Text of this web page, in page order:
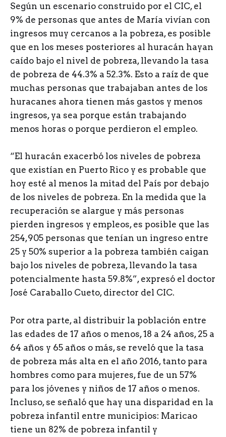
Según un escenario construido por el CIC, el
9% de personas que antes de María vivían con
ingresos muy cercanos a la pobreza, es posible
que en los meses posteriores al huracán hayan
caído bajo el nivel de pobreza, llevando la tasa
de pobreza de 44.3% a 52.3%. Esto a raíz de que
muchas personas que trabajaban antes de los
huracanes ahora tienen más gastos y menos
ingresos, ya sea porque están trabajando
menos horas o porque perdieron el empleo.
“El huracán exacerbó los niveles de pobreza
que existían en Puerto Rico y es probable que
hoy esté al menos la mitad del País por debajo
de los niveles de pobreza. En la medida que la
recuperación se alargue y más personas
pierden ingresos y empleos, es posible que las
254,905 personas que tenían un ingreso entre
25 y 50% superior a la pobreza también caigan
bajo los niveles de pobreza, llevando la tasa
potencialmente hasta 59.8%”, expresó el doctor
José Caraballo Cueto, director del CIC.
Por otra parte, al distribuir la población entre
las edades de 17 años o menos, 18 a 24 años, 25 a
64 años y 65 años o más, se reveló que la tasa
de pobreza más alta en el año 2016, tanto para
hombres como para mujeres, fue de un 57%
para los jóvenes y niños de 17 años o menos.
Incluso, se señaló que hay una disparidad en la
pobreza infantil entre municipios: Maricao
tiene un 82% de pobreza infantil y